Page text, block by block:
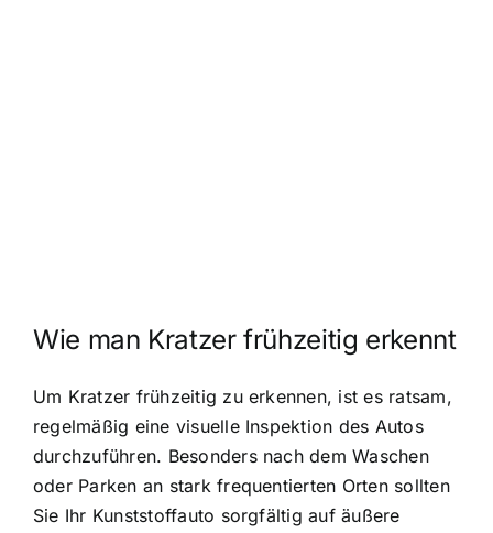
Wie man Kratzer frühzeitig erkennt
Um Kratzer frühzeitig zu erkennen, ist es ratsam,
regelmäßig eine visuelle Inspektion des Autos
durchzuführen. Besonders nach dem Waschen
oder Parken an stark frequentierten Orten sollten
Sie Ihr Kunststoffauto sorgfältig auf äußere